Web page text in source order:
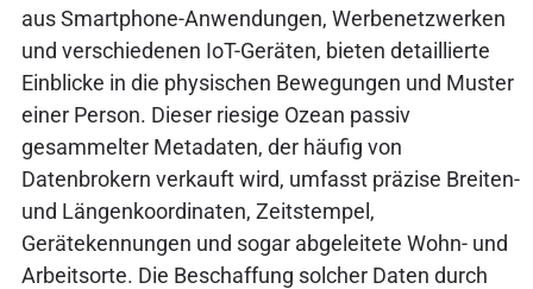
aus Smartphone-Anwendungen, Werbenetzwerken
und verschiedenen IoT-Geräten, bieten detaillierte
Einblicke in die physischen Bewegungen und Muster
einer Person. Dieser riesige Ozean passiv
gesammelter Metadaten, der häufig von
Datenbrokern verkauft wird, umfasst präzise Breiten-
und Längenkoordinaten, Zeitstempel,
Gerätekennungen und sogar abgeleitete Wohn- und
Arbeitsorte. Die Beschaffung solcher Daten durch